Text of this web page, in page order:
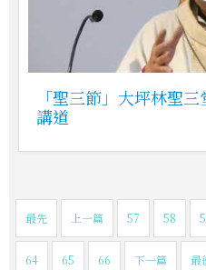
「聖三節」大坪林聖
講道
最先 上一篇 57 58
64 65 66 下一篇 最